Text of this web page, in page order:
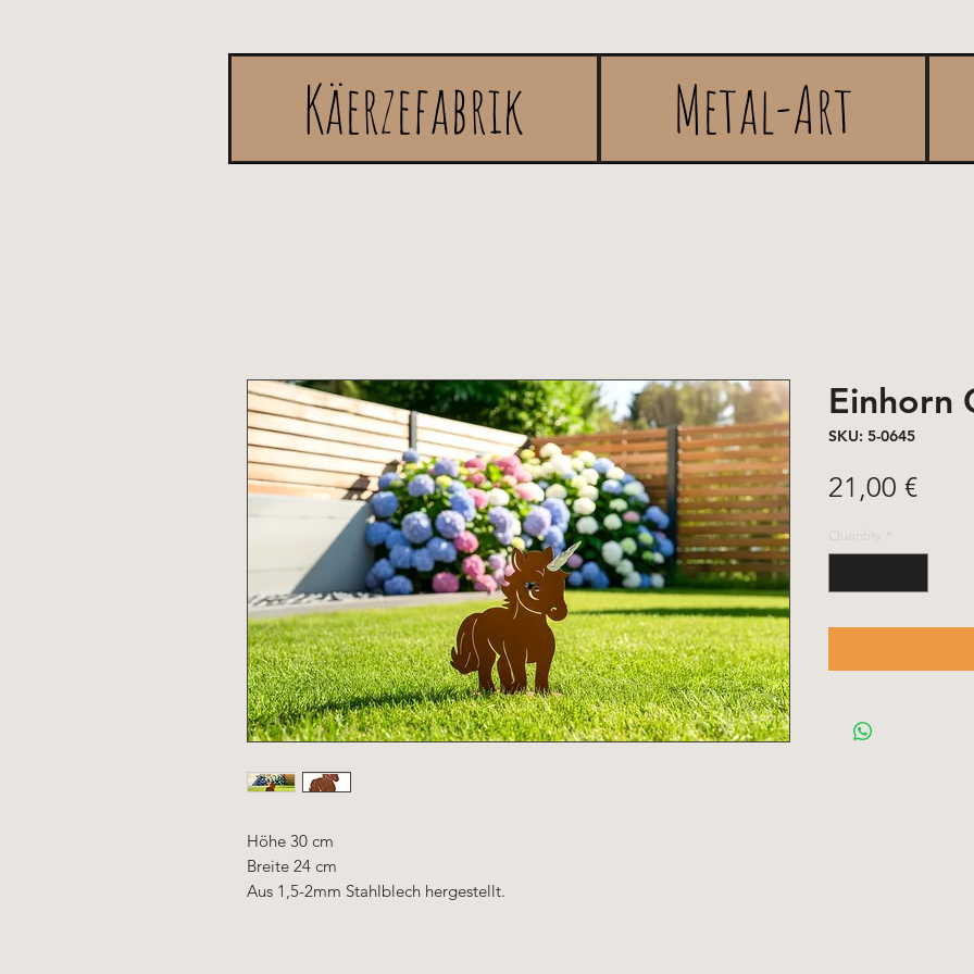
Käerzefabrik Metal-Art
Höhe 30 cm
Breite 24 cm
Aus 1,5-2mm Stahlblech hergestellt.
Einhorn
SKU: 5-0645
21,00 €Price
Quantity